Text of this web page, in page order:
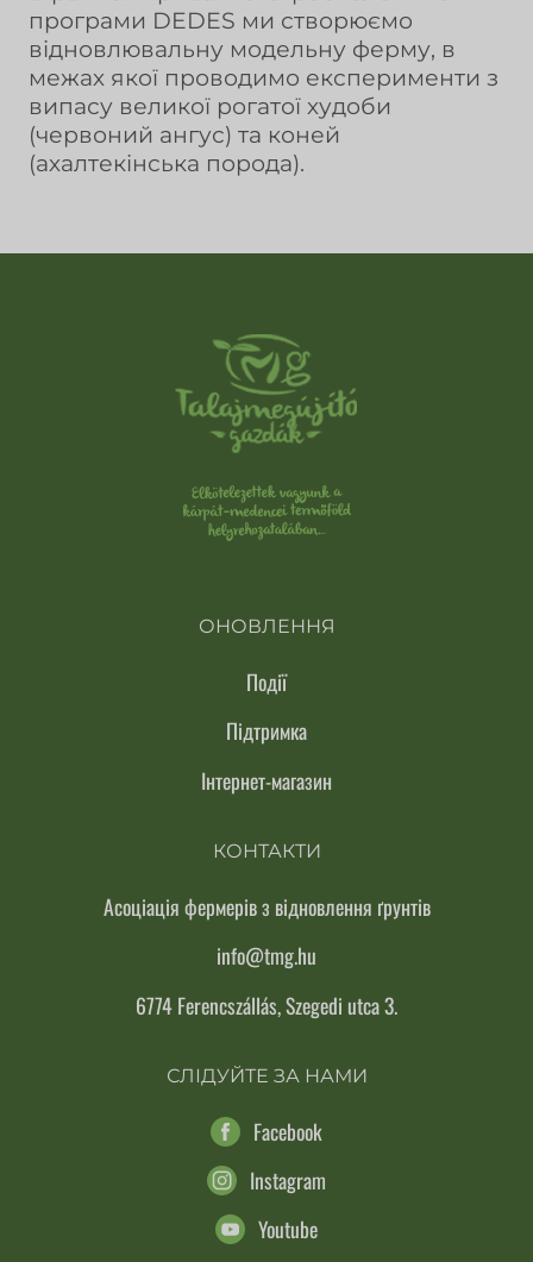
програми DEDES ми створюємо
відновлювальну модельну ферму, в
межах якої проводимо експерименти з
випасу великої рогатої худоби
(червоний ангус) та коней
(ахалтекінська порода).
ОНОВЛЕННЯ
Події
Підтримка
Інтернет-магазин
КОНТАКТИ
Асоціація фермерів з відновлення ґрунтів
info@tmg.hu
6774 Ferencszállás, Szegedi utca 3.
СЛІДУЙТЕ ЗА НАМИ
Facebook
Instagram
Youtube